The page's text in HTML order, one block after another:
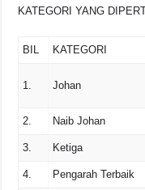
KATEGORI YANG
BIL KATEGORI
1. Johan
2. Naib Johan
3. Ketiga
4. Pengarah Terbaik